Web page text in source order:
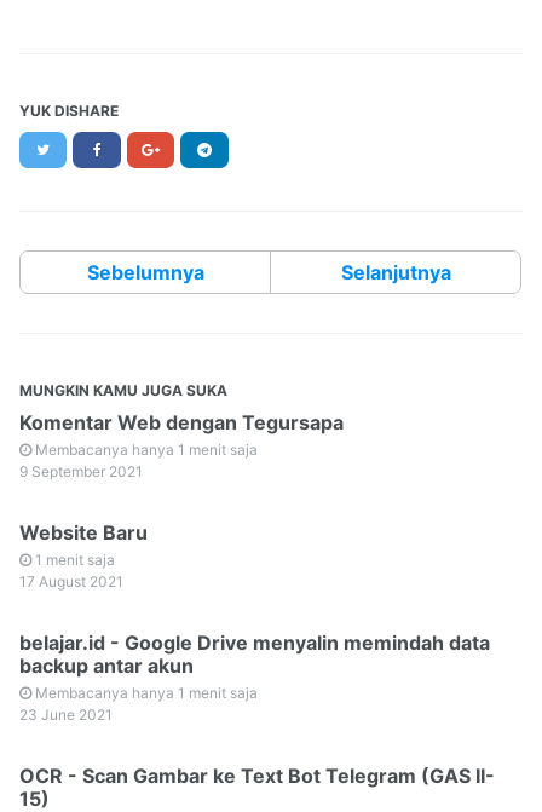
YUK DISHARE
Twitter FacebookGoogle+
Sebelumnya Selanjutnya
MUNGKIN KAMU JUGA SUKA
Komentar Web dengan Tegursapa
Membacanya hanya 1 menit saja
9 September 2021
Website Baru
1 menit saja
17 August 2021
belajar.id - Google Drive menyalin memindah data
backup antar akun
Membacanya hanya 1 menit saja
23 June 2021
OCR - Scan Gambar ke Text Bot Telegram (GAS II-
15)